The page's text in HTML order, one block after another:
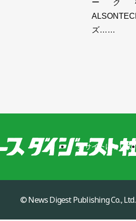
ーク
ズ……
当サイトについて
© News Digest Publishing Co.,